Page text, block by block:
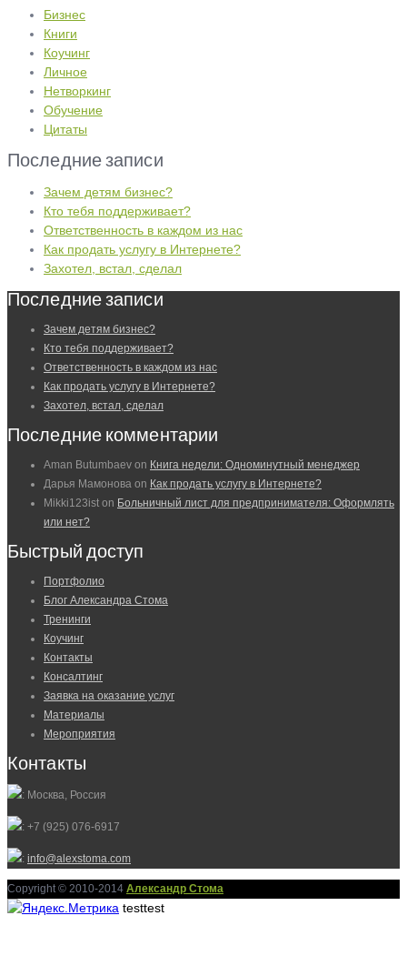
Бизнес
Книги
Коучинг
Личное
Нетворкинг
Обучение
Цитаты
Последние записи
Зачем детям бизнес?
Кто тебя поддерживает?
Ответственность в каждом из нас
Как продать услугу в Интернете?
Захотел, встал, сделал
Последние записи
Зачем детям бизнес?
Кто тебя поддерживает?
Ответственность в каждом из нас
Как продать услугу в Интернете?
Захотел, встал, сделал
Последние комментарии
Aman Butumbaev on Книга недели: Одноминутный менеджер
Дарья Мамонова on Как продать услугу в Интернете?
Mikki123ist on Больничный лист для предпринимателя: Оформлять
или нет?
Быстрый доступ
Портфолио
Блог Александра Стома
Тренинги
Коучинг
Контакты
Консалтинг
Заявка на оказание услуг
Материалы
Мероприятия
Контакты
: Москва, Россия
: +7 (925) 076-6917
: info@alexstoma.com
Copyright © 2010-2014 Александр Стома
testtest